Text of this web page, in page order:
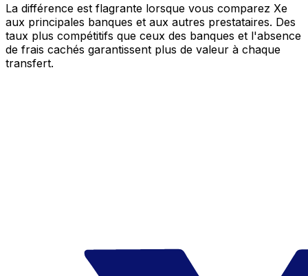
La différence est flagrante lorsque vous comparez Xe
aux principales banques et aux autres prestataires. Des
taux plus compétitifs que ceux des banques et l'absence
de frais cachés garantissent plus de valeur à chaque
transfert.